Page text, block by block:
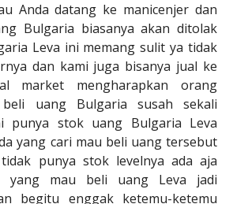
Anda datang ke manicenjer dan
Bulgaria biasanya akan ditolak
Leva ini memang sulit ya tidak
dan kami juga bisanya jual ke
market mengharapkan orang
uang Bulgaria susah sekali
punya stok uang Bulgaria Leva
yang cari mau beli uang tersebut
punya stok levelnya ada aja
yang mau beli uang Leva jadi
begitu enggak ketemu-ketemu